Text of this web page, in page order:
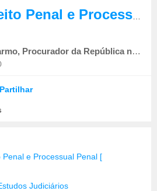
Moderação: Rui do Carmo, Procurador da República no Tribunal da Relação de Coimbra
Partilhar
Penal e Processual Penal [
Judiciários